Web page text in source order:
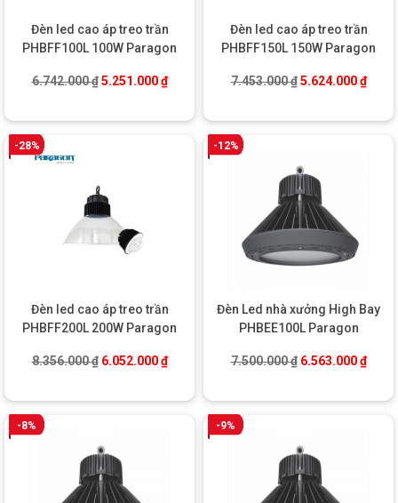
Đèn led cao áp treo trần
PHBFF100L 100W Paragon
6.742.000₫ Giá gốc là: 6.742.000 ₫.
5.251.000₫Giá hiện tại là: 5.251.000 ₫.
Đèn led cao áp treo trần
PHBFF150L 150W Paragon
7.453.000₫ Giá gốc là:
5.624.000₫Giá
-28%
Đèn led cao áp treo trần
PHBFF200L 200W Paragon
8.356.000₫ Giá gốc là: 8.356.000 ₫.
6.052.000₫Giá hiện tại là: 6.052.000 ₫.
-12%
Đèn Led nhà xưởng High Bay
PHBEE100L Paragon
7.500.000₫ Giá gốc là:
6.563.000₫Giá
-8% -9%